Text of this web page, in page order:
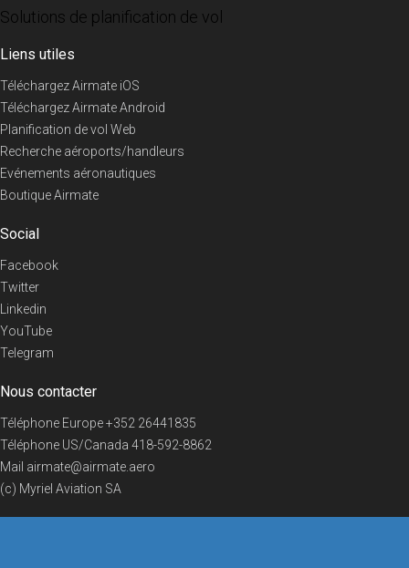
Solutions de planification de vol
Liens utiles
Téléchargez Airmate iOS
Téléchargez Airmate Android
Planification de vol Web
Recherche aéroports/handleurs
Evénements aéronautiques
Boutique Airmate
Social
Facebook
Twitter
Linkedin
YouTube
Telegram
Nous contacter
Téléphone Europe+352 26441835
Téléphone US/Canada 418-592-8862
Mail airmate@airmate.aero
(c) Myriel Aviation SA